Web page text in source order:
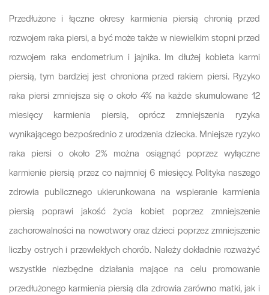
Przedłużone i łączne okresy karmienia piersią chronią przed
rozwojem raka piersi, a być może także w niewielkim stopni przed
rozwojem raka endometrium i jajnika. Im dłużej kobieta karmi
piersią, tym bardziej jest chroniona przed rakiem piersi. Ryzyko
raka piersi zmniejsza się o około 4% na każde skumulowane 12
miesięcy karmienia piersią, oprócz zmniejszenia ryzyka
wynikającego bezpośrednio z urodzenia dziecka. Mniejsze ryzyko
raka piersi o około 2% można osiągnąć poprzez wyłączne
karmienie piersią przez co najmniej 6 miesięcy. Polityka naszego
zdrowia publicznego ukierunkowana na wspieranie karmienia
piersią poprawi jakość życia kobiet poprzez zmniejszenie
zachorowalności na nowotwory oraz dzieci poprzez zmniejszenie
liczby ostrych i przewlekłych chorób. Należy dokładnie rozważyć
wszystkie niezbędne działania mające na celu promowanie
przedłużonego karmienia piersią dla zdrowia zarówno matki, jak i